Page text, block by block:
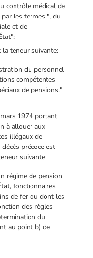
contrôle médical de
les termes ", du
et de
teneur suivante:
du personnel
compétentes
de pensions."
1974 portant
à allouer aux
illégaux de
précoce est
suivante:
régime de pension
fonctionnaires
de fer ou dont les
des règles
du
au point b) de